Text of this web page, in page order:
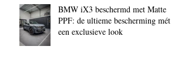
BMW iX3 beschermd met Matte
PPF: de ultieme bescherming mét
een exclusieve look